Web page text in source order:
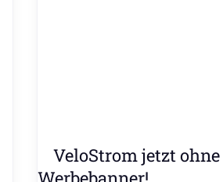
Meinung
VeloStrom jetzt ohne